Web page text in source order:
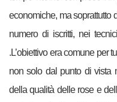
economiche, ma soprattutto
numero di iscritti, nei
.L’obiettivo era comune per
non solo dal punto di vista
della qualità delle rose e